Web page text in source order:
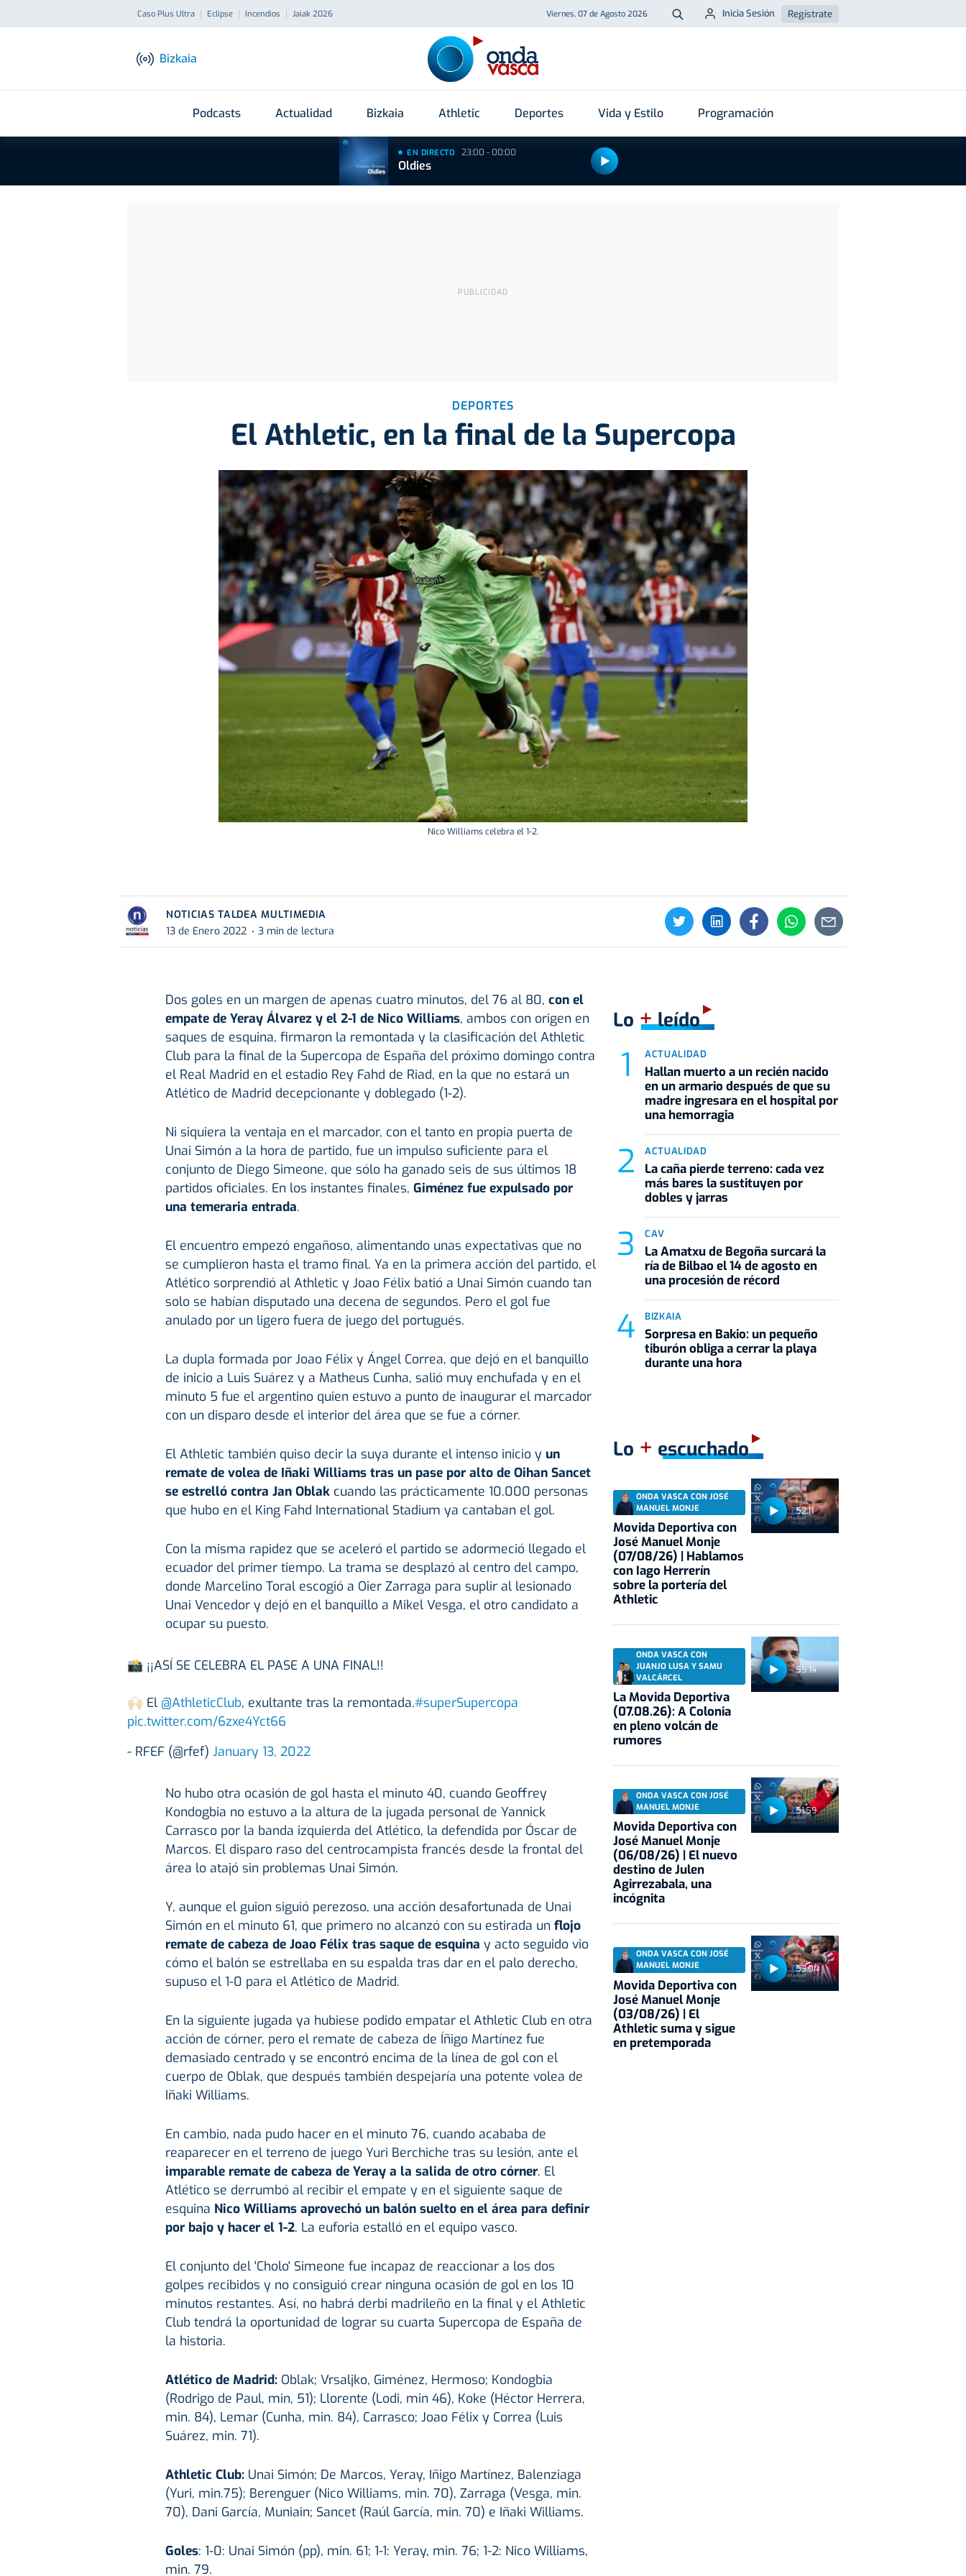
Caso Plus Ultra Eclipse Incendios Jaiak 2026 Viernes, 07 de Agosto 2026 Buscar
Inicia Sesión Regístrate
Bizkaia
Podcasts Actualidad Bizkaia Athletic Deportes Vida y Estilo Programación
EN DIRECTO 23:00 - 00:00
Oldies
DEPORTES
El Athletic, en la final de la Supercopa
Nico Williams celebra el 1-2.
NOTICIAS TALDEA MULTIMEDIA
13 de Enero 2022
3 min de lectura
Dos goles en un margen de apenas cuatro minutos, del 76 al 80, con el
empate de Yeray Álvarez y el 2-1 de Nico Williams, ambos con origen en
saques de esquina, firmaron la remontada y la clasificación del Athletic
Club para la final de la Supercopa de España del próximo domingo contra
el Real Madrid en el estadio Rey Fahd de Riad, en la que no estará un
Atlético de Madrid decepcionante y doblegado (1-2).
Ni siquiera la ventaja en el marcador, con el tanto en propia puerta de
Unai Simón a la hora de partido, fue un impulso suficiente para el
conjunto de Diego Simeone, que sólo ha ganado seis de sus últimos 18
partidos oficiales. En los instantes finales, Giménez fue expulsado por
una temeraria entrada.
El encuentro empezó engañoso, alimentando unas expectativas que no
se cumplieron hasta el tramo final. Ya en la primera acción del partido, el
Atlético sorprendió al Athletic y Joao Félix batió a Unai Simón cuando tan
solo se habían disputado una decena de segundos. Pero el gol fue
anulado por un ligero fuera de juego del portugués.
La dupla formada por Joao Félix y Ángel Correa, que dejó en el banquillo
de inicio a Luis Suárez y a Matheus Cunha, salió muy enchufada y en el
minuto 5 fue el argentino quien estuvo a punto de inaugurar el marcador
con un disparo desde el interior del área que se fue a córner.
El Athletic también quiso decir la suya durante el intenso inicio y un
remate de volea de Iñaki Williams tras un pase por alto de Oihan Sancet
se estrelló contra Jan Oblakcuando las prácticamente 10.000 personas
que hubo en el King Fahd International Stadium ya cantaban el gol.
Con la misma rapidez que se aceleró el partido se adormeció llegado el
ecuador del primer tiempo. La trama se desplazó al centro del campo,
donde Marcelino Toral escogió a Oier Zarraga para suplir al lesionado
Unai Vencedor y dejó en el banquillo a Mikel Vesga, el otro candidato a
ocupar su puesto.
📸 ¡¡ASÍ SE CELEBRA EL PASE A UNA FINAL!!
🙌🏻 El @AthleticClub, exultante tras la remontada.#superSupercopa
pic.twitter.com/6zxe4Yct66
- RFEF (@rfef) January 13, 2022
No hubo otra ocasión de gol hasta el minuto 40, cuando Geoffrey
Kondogbia no estuvo a la altura de la jugada personal de Yannick
Carrasco por la banda izquierda del Atlético, la defendida por Óscar de
Marcos. El disparo raso del centrocampista francés desde la frontal del
área lo atajó sin problemas Unai Simón.
Y, aunque el guion siguió perezoso, una acción desafortunada de Unai
Simón en el minuto 61, que primero no alcanzó con su estirada un flojo
remate de cabeza de Joao Félix tras saque de esquina y acto seguido vio
cómo el balón se estrellaba en su espalda tras dar en el palo derecho,
supuso el 1-0 para el Atlético de Madrid.
En la siguiente jugada ya hubiese podido empatar el Athletic Club en otra
acción de córner, pero el remate de cabeza de Íñigo Martínez fue
demasiado centrado y se encontró encima de la línea de gol con el
cuerpo de Oblak, que después también despejaría una potente volea de
Iñaki Williams.
En cambio, nada pudo hacer en el minuto 76, cuando acababa de
reaparecer en el terreno de juego Yuri Berchiche tras su lesión, ante el
imparable remate de cabeza de Yeray a la salida de otro córner. El
Atlético se derrumbó al recibir el empate y en el siguiente saque de
esquina Nico Williams aprovechó un balón suelto en el área para definir
por bajo y hacer el 1-2. La euforia estalló en el equipo vasco.
El conjunto del 'Cholo' Simeone fue incapaz de reaccionar a los dos
golpes recibidos y no consiguió crear ninguna ocasión de gol en los 10
minutos restantes. Así, no habrá derbi madrileño en la final y el Athletic
Club tendrá la oportunidad de lograr su cuarta Supercopa de España de
la historia.
Atlético de Madrid: Oblak; Vrsaljko, Giménez, Hermoso; Kondogbia
(Rodrigo de Paul, min, 51); Llorente (Lodi, min 46), Koke (Héctor Herrera,
min. 84), Lemar (Cunha, min. 84), Carrasco; Joao Félix y Correa (Luis
Suárez, min. 71).
Athletic Club:Unai Simón; De Marcos, Yeray, Iñigo Martínez, Balenziaga
(Yuri, min.75); Berenguer (Nico Williams, min. 70), Zarraga (Vesga, min.
70), Dani García, Muniain; Sancet (Raúl García, min. 70) e Iñaki Williams.
Goles: 1-0: Unai Simón (pp), min. 61; 1-1: Yeray, min. 76; 1-2: Nico Williams,
min. 79.
Lo +leído
ACTUALIDAD
Hallan muerto a un recién nacido
en un armario después de que su
madre ingresara en el hospital por
una hemorragia
ACTUALIDAD
La caña pierde terreno: cada vez
más bares la sustituyen por
dobles y jarras
CAV
La Amatxu de Begoña surcará la
ría de Bilbao el 14 de agosto en
una procesión de récord
BIZKAIA
Sorpresa en Bakio: un pequeño
tiburón obliga a cerrar la playa
durante una hora
Lo + escuchado
52:11
ONDA VASCA CON JOSÉ
MANUEL MONJE
Movida Deportiva con
José Manuel Monje
(07/08/26) | Hablamos
con Iago Herrerín
sobre la portería del
Athletic
55:14
ONDA VASCA CON
JUANJO LUSA Y SAMU
VALCÁRCEL
La Movida Deportiva
(07.08.26): A Colonia
en pleno volcán de
rumores
51:59
ONDA VASCA CON JOSÉ
MANUEL MONJE
Movida Deportiva con
José Manuel Monje
(06/08/26) | El nuevo
destino de Julen
Agirrezabala, una
incógnita
53:04
ONDA VASCA CON JOSÉ
MANUEL MONJE
Movida Deportiva con
José Manuel Monje
(03/08/26) | El
Athletic suma y sigue
en pretemporada